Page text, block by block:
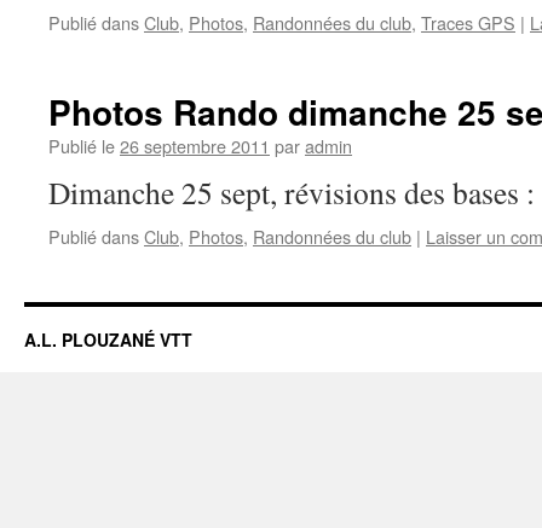
Publié dansClub, Photos, Randonnées du club, Traces GPS |
Photos Rando dimanche 25
Publié le26 septembre 2011 paradmin
Dimanche 25 sept, révisions des
Publié dansClub, Photos, Randonnées du club | Laisser un
A.L. PLOUZANÉ VTT